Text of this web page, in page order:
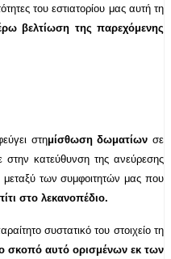
του εστιατορίου μας αυτή τη
βελτίωση της παρεχόμενης
στημίσθωση δωματίωνσε
στην κατεύθυνση της ανεύρεσης
μεταξύ των συμφοιτητών μας που
στο λεκανοπέδιο.
συστατικό του στοιχείο τη
σκοπό αυτό ορισμένων εκ των